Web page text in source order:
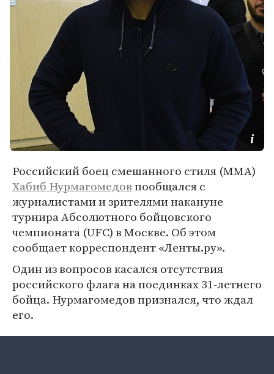
Российский боец смешанного стиля (MMA)
Хабиб Нурмагомедовпообщался с
журналистами и зрителями накануне
турнира Абсолютного бойцовского
чемпионата (UFC) в Москве. Об этом
сообщает корреспондент «Ленты.ру».
Один из вопросов касался отсутствия
российского флага на поединках 31-летнего
бойца. Нурмагомедов признался, что ждал
его.